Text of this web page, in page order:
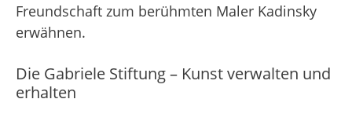
Freundschaft zum berühmten Maler Kadinsky
erwähnen.
Die Gabriele Stiftung – Kunst verwalten und
erhalten